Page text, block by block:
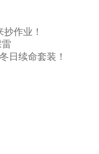
作业！
日续命套装！